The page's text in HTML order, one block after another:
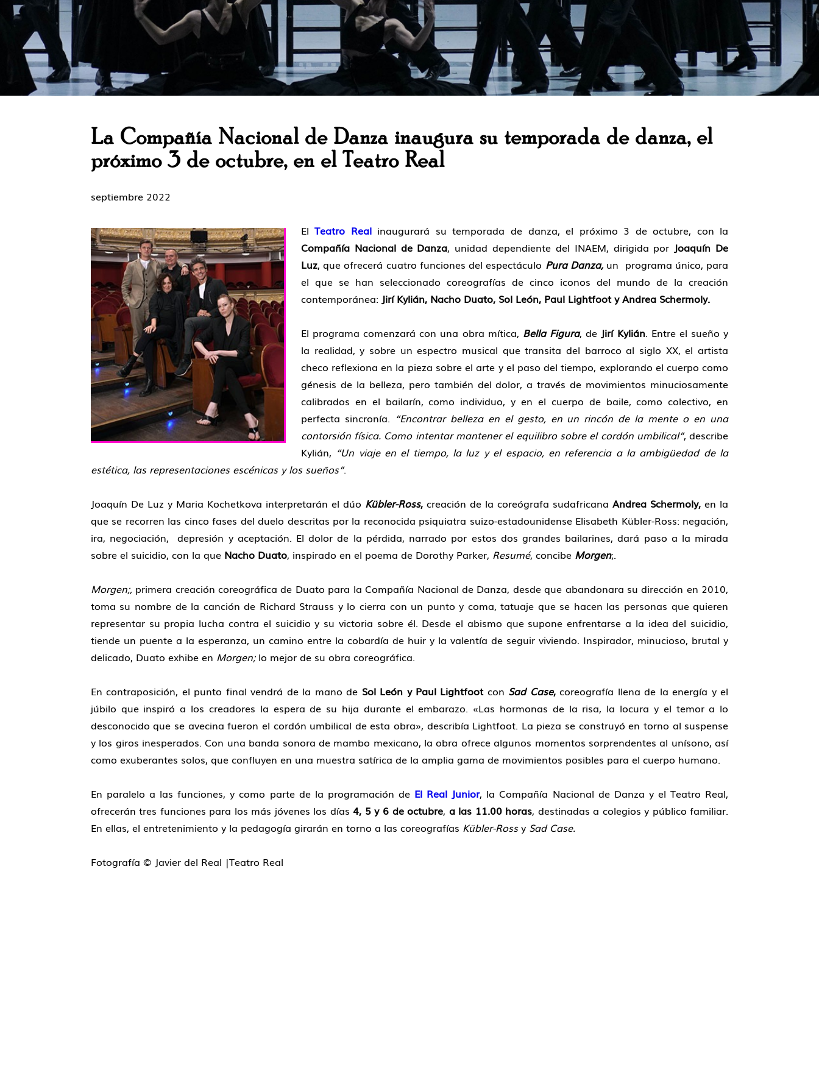
La Compañía Nacional de Danza inaugura su temporada de danza, el
próximo 3 de octubre, en el Teatro Real
septiembre 2022
ElTeatro Real inaugurará su temporada de danza, el próximo 3 de octubre, con la
Compañía Nacional de Danza, unidad dependiente del INAEM, dirigida por Joaquín De
Luz, que ofrecerá cuatro funciones del espectáculo Pura Danza, un programa único, para
el que se han seleccionado coreografías de cinco iconos del mundo de la creación
contemporánea: Jirí Kylián, Nacho Duato, Sol León, Paul Lightfoot y Andrea Schermoly.
El programa comenzará con una obra mítica, Bella Figura, de Jirí Kylián. Entre el sueño y
la realidad, y sobre un espectro musical que transita del barroco al siglo XX, el artista
checo reflexiona en la pieza sobre el arte y el paso del tiempo, explorando el cuerpo como
génesis de la belleza, pero también del dolor, a través de movimientos minuciosamente
calibrados en el bailarín, como individuo, y en el cuerpo de baile, como colectivo, en
perfecta sincronía. “Encontrar belleza en el gesto, en un rincón de la mente o en una
contorsión física. Como intentar mantener el equilibro sobre el cordón umbilical”, describe
Kylián, “Un viaje en el tiempo, la luz y el espacio, en referencia a la ambigüedad de la
estética, las representaciones escénicas y los sueños”.
Joaquín De Luz y Maria Kochetkova interpretarán el dúo Kübler-Ross,creación de la coreógrafa sudafricanaAndrea Schermoly,en la
que se recorren las cinco fases del duelo descritas por la reconocida psiquiatra suizo-estadounidense Elisabeth Kübler-Ross: negación,
ira, negociación, depresión y aceptación. El dolor de la pérdida, narrado por estos dos grandes bailarines, dará paso a la mirada
sobre el suicidio, con la que Nacho Duato, inspirado en el poema de Dorothy Parker, Resumé, concibe Morgen;.
Morgen;, primera creación coreográfica de Duato para la Compañía Nacional de Danza, desde que abandonara su dirección en 2010,
toma su nombre de la canción de Richard Strauss y lo cierra con un punto y coma, tatuaje que se hacen las personas que quieren
representar su propia lucha contra el suicidio y su victoria sobre él. Desde el abismo que supone enfrentarse a la idea del suicidio,
tiende un puente a la esperanza, un camino entre la cobardía de huir y la valentía de seguir viviendo. Inspirador, minucioso, brutal y
delicado, Duato exhibe en Morgen;lo mejor de su obra coreográfica.
En contraposición, el punto final vendrá de la mano de Sol León y Paul Lightfoot con Sad Case,coreografía llena de la energía y el
júbilo que inspiró a los creadores la espera de su hija durante el embarazo. «Las hormonas de la risa, la locura y el temor a lo
desconocido que se avecina fueron el cordón umbilical de esta obra», describía Lightfoot. La pieza se construyó en torno al suspense
y los giros inesperados. Con una banda sonora de mambo mexicano, la obra ofrece algunos momentos sorprendentes al unísono, así
como exuberantes solos, que confluyen en una muestra satírica de la amplia gama de movimientos posibles para el cuerpo humano.
En paralelo a las funciones, y como parte de la programación de El Real Junior, la Compañía Nacional de Danza y el Teatro Real,
ofrecerán tres funciones para los más jóvenes los días4, 5 y 6 de octubre, a las 11.00 horas, destinadas a colegios y público familiar.
En ellas, el entretenimiento y la pedagogía girarán en torno a las coreografías Kübler-Rossy Sad Case.
Fotografía © Javier del Real |Teatro Real